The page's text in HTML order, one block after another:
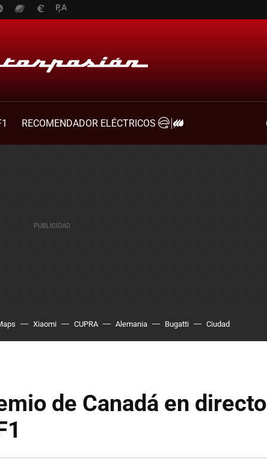
RECOMENDADOR ELÉCTRICOS
Xiaomi CUPRA Alemania Bugatti Ciudad
de Canadá en directo